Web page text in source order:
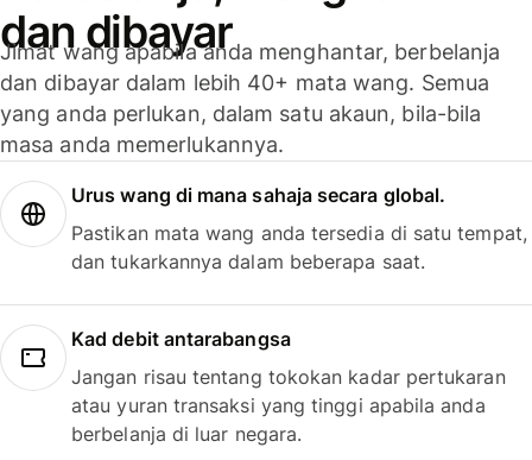
dan dibayar
Jimat wang apabila anda menghantar, berbelanja
dan dibayar dalam lebih 40+ mata wang. Semua
yang anda perlukan, dalam satu akaun, bila-bila
masa anda memerlukannya.
Urus wang di mana sahaja secara global.
Pastikan mata wang anda tersedia di satu tempat,
dan tukarkannya dalam beberapa saat.
Kad debit antarabangsa
Jangan risau tentang tokokan kadar pertukaran
atau yuran transaksi yang tinggi apabila anda
berbelanja di luar negara.